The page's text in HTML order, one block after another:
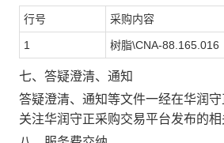
行号 采购内容
1 树脂\CNA-88.165.016
七、答疑澄清、通知
答疑澄清、通知等文件一经在华润
关注华润守正采购交易平台发布的